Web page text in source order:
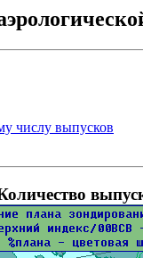
числу выпусков